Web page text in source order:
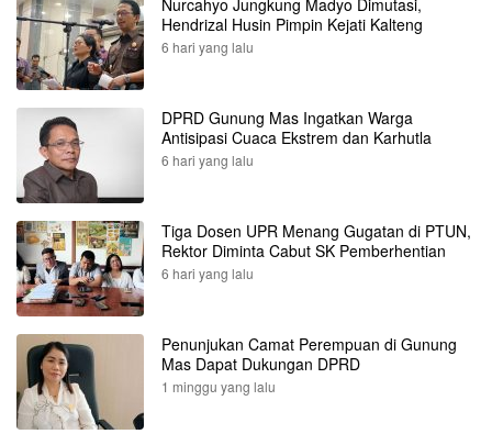
Nurcahyo Jungkung Madyo Dimutasi,
Hendrizal Husin Pimpin Kejati Kalteng
6 hari yang lalu
DPRD Gunung Mas Ingatkan Warga
Antisipasi Cuaca Ekstrem dan Karhutla
6 hari yang lalu
Tiga Dosen UPR Menang Gugatan di PTUN,
Rektor Diminta Cabut SK Pemberhentian
6 hari yang lalu
Penunjukan Camat Perempuan di Gunung
Mas Dapat Dukungan DPRD
1 minggu yang lalu